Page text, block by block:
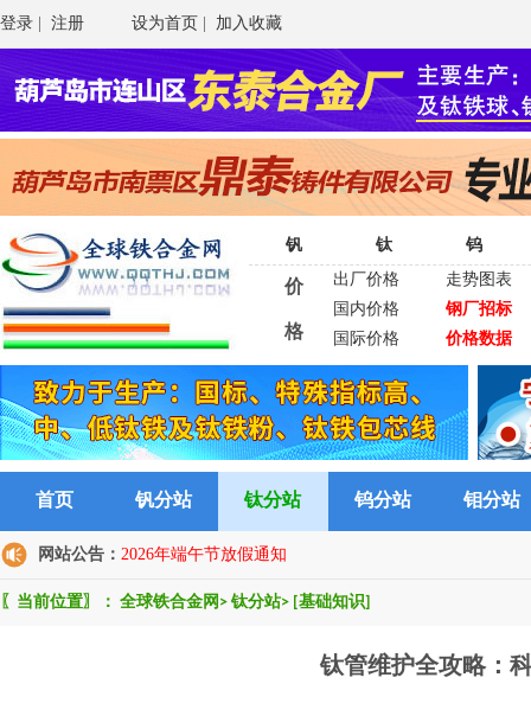
登录 注册 设为首页 加入收藏
钒 钛 钨
价
格
出厂价格
走势图表
国内价格
钢厂招标
国际价格
价格数据
首页 钒分站 钛分站 钨分站 钼分站
网站公告： 2026年端午节放假通知
〖当前位置〗： 全球铁合金网 > 钛分站> [基础知识]
钛管维护全攻略：